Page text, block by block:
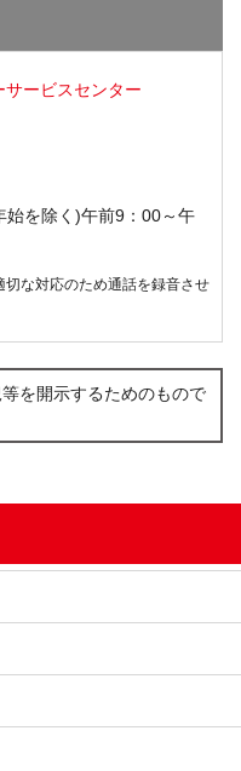
ービスセンター
始を除く)午前9：00～午
な対応のため通話を録音させ
を開示するためのもので